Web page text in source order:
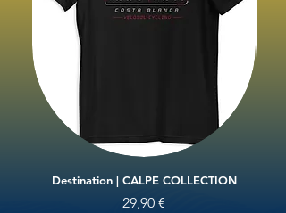
Destination | CALPE COLLECTION
Precio
29,90 €